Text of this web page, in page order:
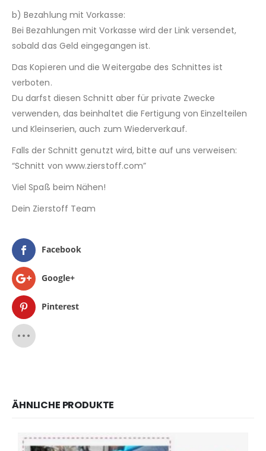
b) Bezahlung mit Vorkasse:
Bei Bezahlungen mit Vorkasse wird der Link versendet,
sobald das Geld eingegangen ist.
Das Kopieren und die Weitergabe des Schnittes ist
verboten.
Du darfst diesen Schnitt aber für private Zwecke
verwenden, das beinhaltet die Fertigung von Einzelteilen
und Kleinserien, auch zum Wiederverkauf.
Falls der Schnitt genutzt wird, bitte auf uns verweisen:
“Schnitt von www.zierstoff.com”
Viel Spaß beim Nähen!
Dein Zierstoff Team
Facebook
Google+
Pinterest
ÄHNLICHE PRODUKTE